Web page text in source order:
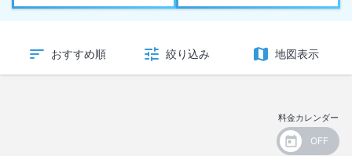
おすすめ順 絞り込み 地図表示
料金カレンダー